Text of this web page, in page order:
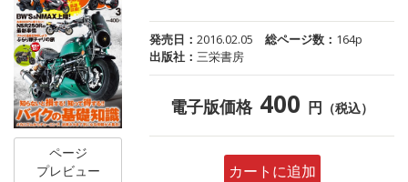
ページ
プレビュー
発売日：2016.02.05 総ページ数： 164p
出版社：三栄書房
電子版価格 400 円 （税込）
カートに追加